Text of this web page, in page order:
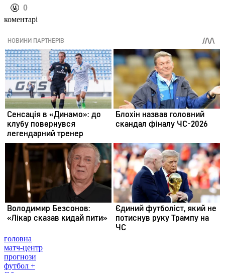
️🤬 0
коментарі
головна
матч-центр
прогнози
футбол +